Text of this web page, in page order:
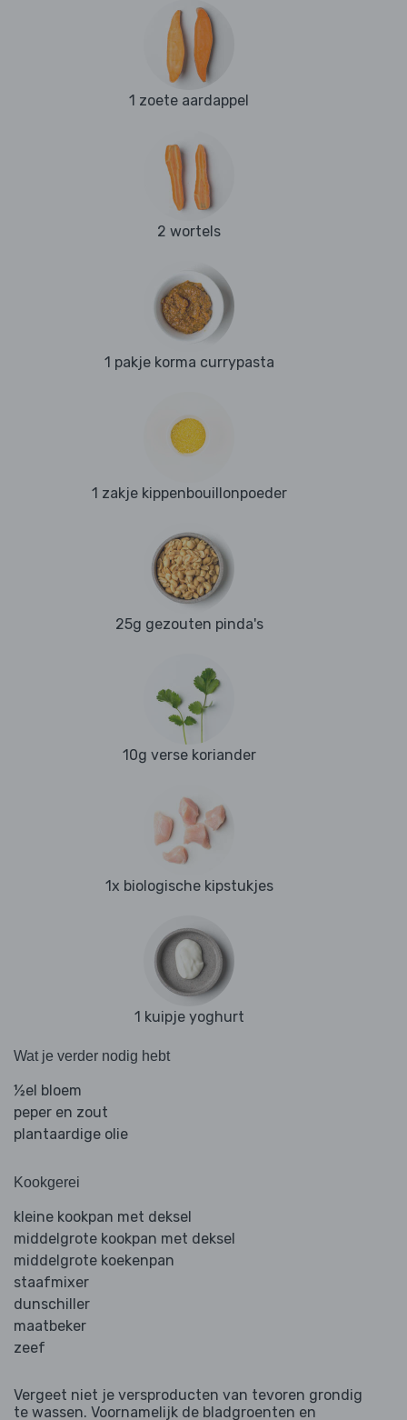
1 zoete aardappel
2 wortels
1 pakje korma currypasta
1 zakje kippenbouillonpoeder
25g gezouten pinda's
10g verse koriander
1x biologische kipstukjes
1 kuipje yoghurt
Wat je verder nodig hebt
½el bloem
peper en zout
plantaardige olie
Kookgerei
kleine kookpan met deksel
middelgrote kookpan met deksel
middelgrote koekenpan
staafmixer
dunschiller
maatbeker
zeef
Vergeet niet je versproducten van tevoren grondig
te wassen. Voornamelijk de bladgroenten en